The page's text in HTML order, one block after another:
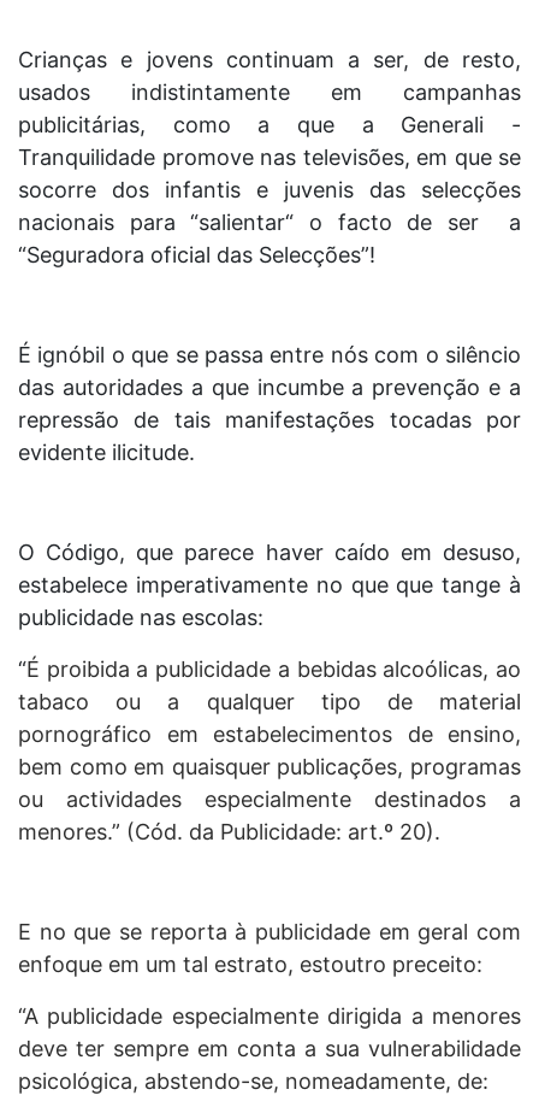
Crianças e jovens continuam a ser, de resto,
usados indistintamente em campanhas
publicitárias, como a que a Generali -
Tranquilidade promove nas televisões, em que se
socorre dos infantis e juvenis das selecções
nacionais para “salientar“ o facto de ser a
“Seguradora oficial das Selecções”!
É ignóbil o que se passa entre nós com o silêncio
das autoridades a que incumbe a prevenção e a
repressão de tais manifestações tocadas por
evidente ilicitude.
O Código, que parece haver caído em desuso,
estabelece imperativamente no que que tange à
publicidade nas escolas:
“É proibida a publicidade a bebidas alcoólicas, ao
tabaco ou a qualquer tipo de material
pornográfico em estabelecimentos de ensino,
bem como em quaisquer publicações, programas
ou actividades especialmente destinados a
menores.” (Cód. da Publicidade: art.º 20).
E no que se reporta à publicidade em geral com
enfoque em um tal estrato, estoutro preceito:
“A publicidade especialmente dirigida a menores
deve ter sempre em conta a sua vulnerabilidade
psicológica, abstendo-se, nomeadamente, de: